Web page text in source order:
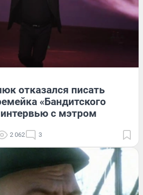
отказался писать
«Бандитского
интервью с мэтром
2 062 3